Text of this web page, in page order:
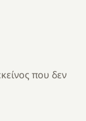
που δεν